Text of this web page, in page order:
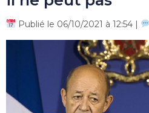
Publié le 06/10/2021 à 12:54 |